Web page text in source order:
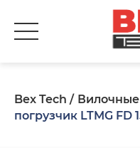
Bex Tech
погрузчик LTMG FD